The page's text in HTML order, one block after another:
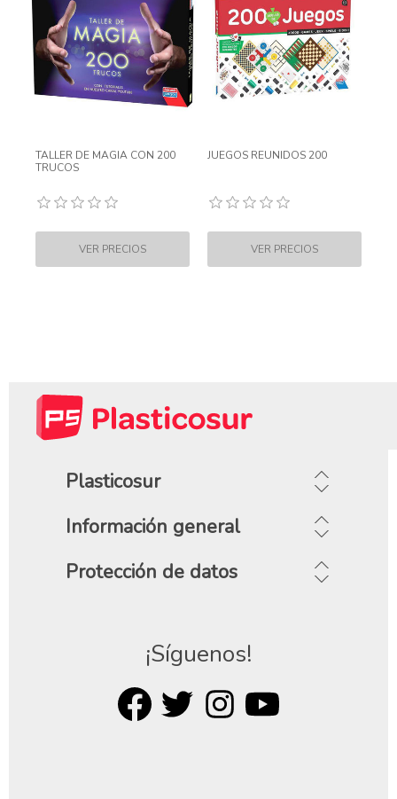
TALLER DE MAGIA CON 200
TRUCOS
JUEGOS REUNIDOS 200
Plasticosur
Información general
Protección de datos
¡Síguenos!